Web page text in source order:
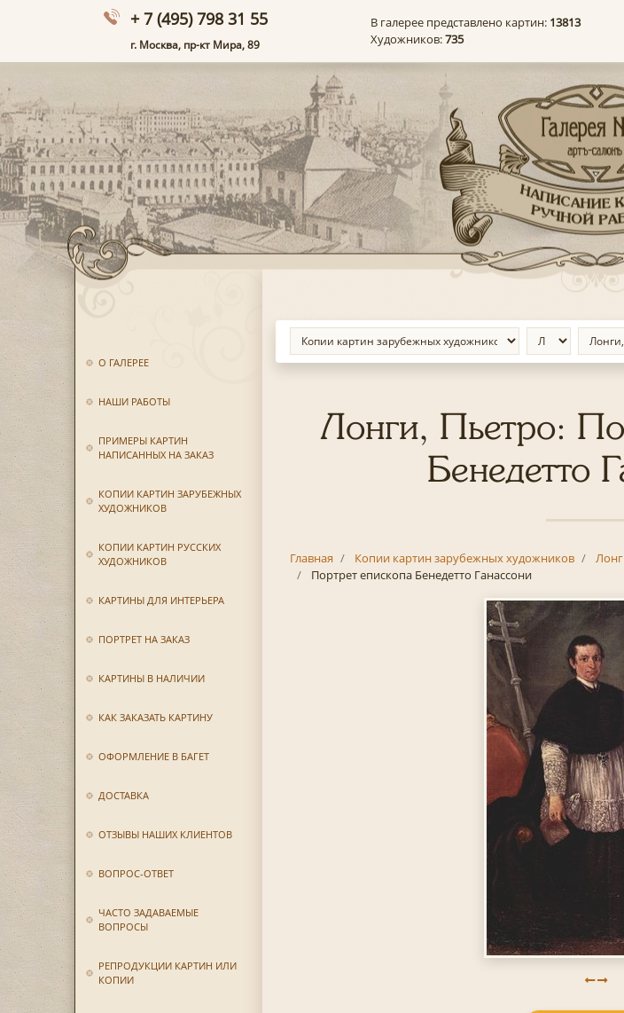
+ 7 (495) 798 31 55
г. Москва, пр-кт Мира, 89
В галерее представлено картин: 13813
Художников:735
О ГАЛЕРЕЕ
НАШИ РАБОТЫ
ПРИМЕРЫ КАРТИН
НАПИСАННЫХ НА ЗАКАЗ
КОПИИ КАРТИН ЗАРУБЕЖНЫХ
ХУДОЖНИКОВ
КОПИИ КАРТИН РУССКИХ
ХУДОЖНИКОВ
КАРТИНЫ ДЛЯ ИНТЕРЬЕРА
ПОРТРЕТ НА ЗАКАЗ
КАРТИНЫ В НАЛИЧИИ
КАК ЗАКАЗАТЬ КАРТИНУ
ОФОРМЛЕНИЕ В БАГЕТ
ДОСТАВКА
ОТЗЫВЫ НАШИХ КЛИЕНТОВ
ВОПРОС-ОТВЕТ
ЧАСТО ЗАДАВАЕМЫЕ
ВОПРОСЫ
РЕПРОДУКЦИИ КАРТИН ИЛИ
КОПИИ
Лонги, Пьетро:
Бенедетто
Главная Копии картин зарубежных художников
Портрет епископа Бенедетто Ганассони